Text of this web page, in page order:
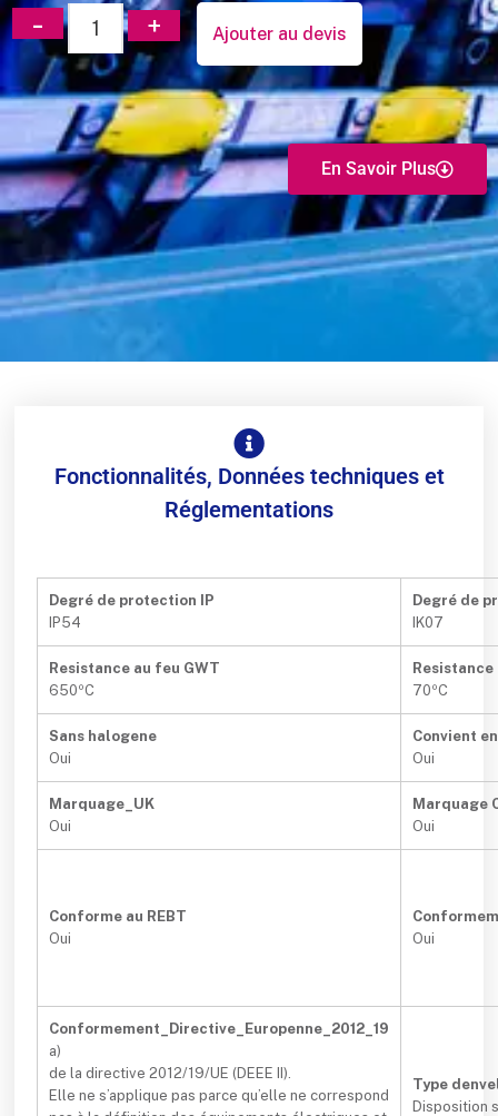
Ajouter au devis
En Savoir Plus
Fonctionnalités, Données techniques et
Réglementations
Degré de protection IP
IP54
Degré de
IK07
Resistance au feu GWT
650ºC
70ºC
Sans halogene
Oui
Convient
Oui
Marquage_UK
Oui
Marquage
Oui
Conforme au REBT
Oui
Oui
Conformement_Directive_Europenne_2012_19
a)
de la directive 2012/19/UE (DEEE II).
Elle ne s’applique pas parce qu’elle ne correspond
Type
Disposition